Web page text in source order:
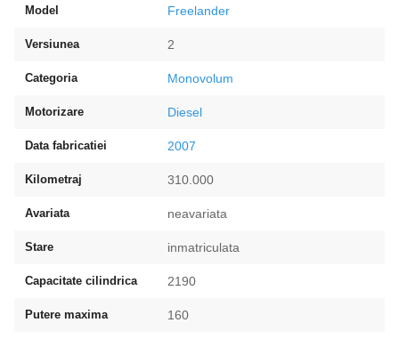
Model Freelander
Versiunea 2
Categoria Monovolum
Motorizare Diesel
Data fabricatiei 2007
Kilometraj 310.000
Avariata neavariata
Stare inmatriculata
Capacitate cilindrica 2190
Putere maxima 160